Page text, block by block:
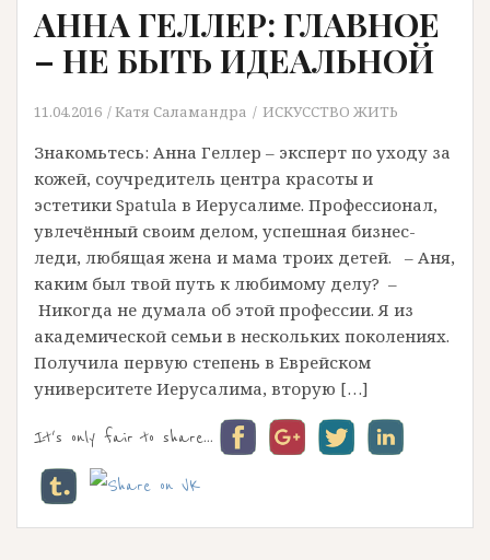
АННА ГЕЛЛЕР: ГЛАВНОЕ
– НЕ БЬIТЬ ИДЕАЛЬНОЙ
11.04.2016 Катя Саламандра ИСКУССТВО ЖИТЬ
Знакомьтесь: Анна Геллер – эксперт по уходу за
кожей, соучредитель центра красоты и
эстетики Spatula в Иерусалиме. Профессионал,
увлечённый своим делом, успешная бизнес-
леди, любящая жена и мама троих детей. – Аня,
каким был твой путь к любимому делу? –
Никогда не думала об этой профессии. Я из
академической семьи в нескольких поколениях.
Получила первую степень в Еврейском
университете Иерусалима, вторую […]
It's only fair to share...